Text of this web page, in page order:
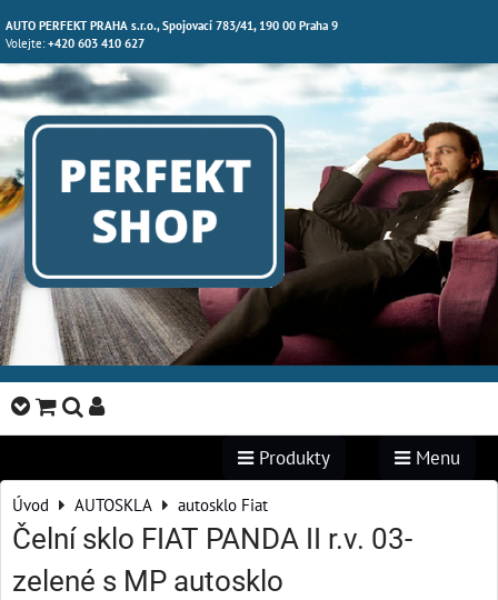
AUTO PERFEKT PRAHA s.r.o., Spojovací 783/41, 190 00 Praha 9
Volejte:+420 603 410 627
Produkty Menu
Úvod AUTOSKLA autosklo Fiat
Čelní sklo FIAT PANDA II r.v. 03-
zelené s MP autosklo